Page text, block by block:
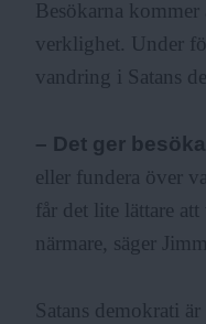
Besökarna
verklighet. Under
vandring i Satans
– Det ger
eller fundera över
får det lite lättare
närmare, säger
Satans demokrati